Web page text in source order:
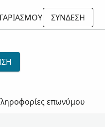
ΣΎΝΔΕΣΗ
επωνύμου